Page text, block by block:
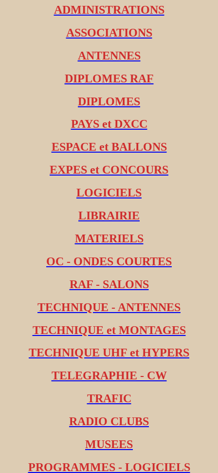
ADMINISTRATIONS
ASSOCIATIONS
ANTENNES
DIPLOMES RAF
DIPLOMES
PAYS et DXCC
ESPACE et BALLONS
EXPES et CONCOURS
LOGICIELS
LIBRAIRIE
MATERIELS
OC - ONDES COURTES
RAF - SALONS
TECHNIQUE - ANTENNES
TECHNIQUE et MONTAGES
TECHNIQUE UHF et HYPERS
TELEGRAPHIE - CW
TRAFIC
RADIO CLUBS
MUSEES
PROGRAMMES - LOGICIELS